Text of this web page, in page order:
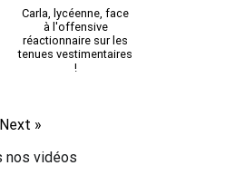
Carla, lycéenne, face
à l'offensive
réactionnaire sur les
tenues vestimentaires
!
Next »
vidéos